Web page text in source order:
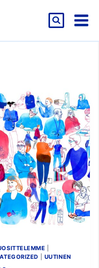
UUTINEN